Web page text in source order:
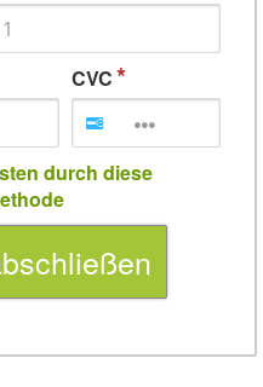
CVC
durch diese